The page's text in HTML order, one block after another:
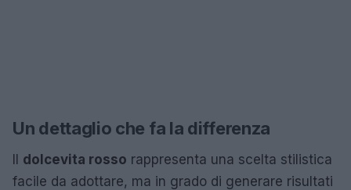
Un dettaglio che fa la differenza
Il dolcevita rosso rappresenta una scelta stilistica
facile da adottare, ma in grado di generare risultati